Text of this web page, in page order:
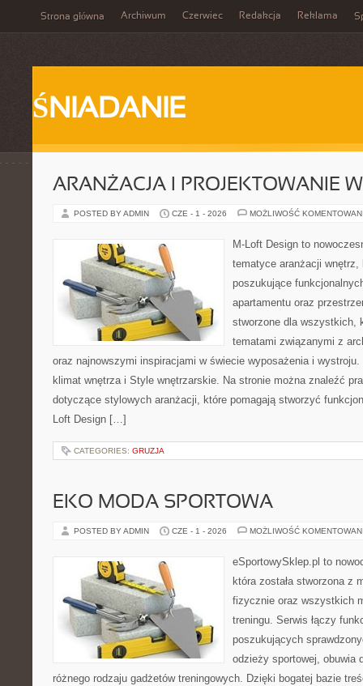
Strona główna Archiwum Czerwiec Redakcja Reklama
ŚNIADANIE
ARANŻACJA I PROJEKTOWANIE
POSTED BY ADMIN CZE - 1 - 2026 MOŻLIWOŚĆ
M-Loft Design to
tematyce aranżacji
poszukujące
apartamentu oraz
stworzone dla wszystkich,
tematami związanymi z
oraz najnowszymi inspiracjami w świecie wyposażenia i
klimat wnętrza i Style wnętrzarskie. Na stronie można znaleźć
dotyczące stylowych aranżacji, które pomagają stworzyć
Loft Design […]
CATEGORIES: GRUZJA
EKO MODA SPORTOWA
POSTED BY ADMIN CZE - 1 - 2026 MOŻLIWOŚĆ
eSportowySklep.pl to
która została stworzona z
fizycznie oraz wszystkich
treningu. Serwis łączy
poszukujących
odzieży sportowej, obuwia
różnego rodzaju gadżetów treningowych. Dzięki bogatej bazie